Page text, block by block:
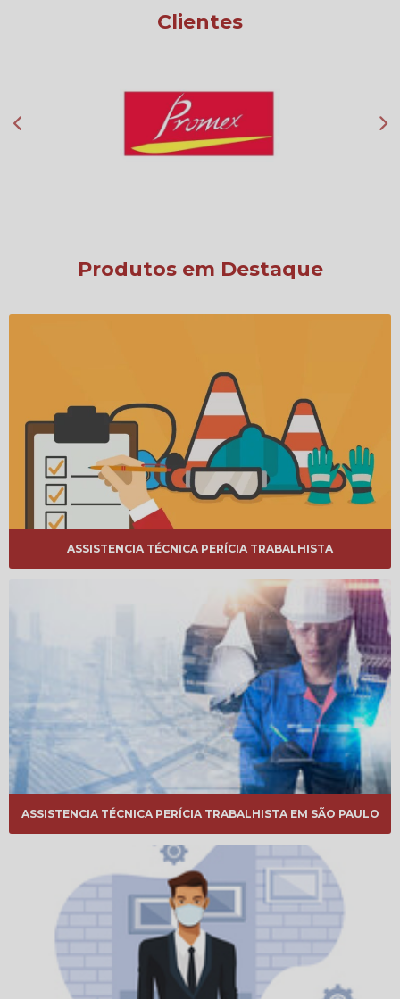
Clientes
Produtos em Destaque
ASSISTENCIA TÉCNICA PERÍCIA TRABALHISTA
ASSISTENCIA TÉCNICA PERÍCIA TRABALHISTA EM SÃO PAULO